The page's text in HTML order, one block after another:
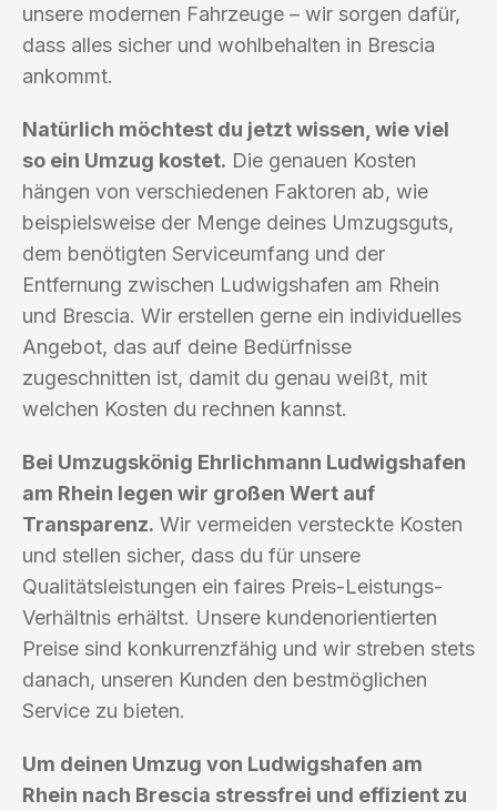
unsere modernen Fahrzeuge – wir sorgen dafür,
dass alles sicher und wohlbehalten in Brescia
ankommt.
Natürlich möchtest du jetzt wissen, wie viel
so ein Umzug kostet. Die genauen Kosten
hängen von verschiedenen Faktoren ab, wie
beispielsweise der Menge deines Umzugsguts,
dem benötigten Serviceumfang und der
Entfernung zwischen Ludwigshafen am Rhein
und Brescia. Wir erstellen gerne ein individuelles
Angebot, das auf deine Bedürfnisse
zugeschnitten ist, damit du genau weißt, mit
welchen Kosten du rechnen kannst.
Bei Umzugskönig Ehrlichmann Ludwigshafen
am Rhein legen wir großen Wert auf
Transparenz. Wir vermeiden versteckte Kosten
und stellen sicher, dass du für unsere
Qualitätsleistungen ein faires Preis-Leistungs-
Verhältnis erhältst. Unsere kundenorientierten
Preise sind konkurrenzfähig und wir streben stets
danach, unseren Kunden den bestmöglichen
Service zu bieten.
Um deinen Umzug von Ludwigshafen am
Rhein nach Brescia stressfrei und effizient zu